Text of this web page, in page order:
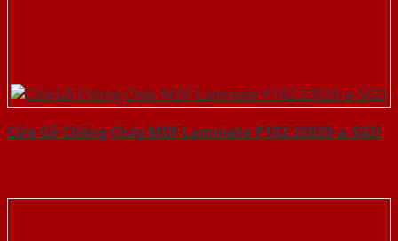
Cửa Gỗ Chống Cháy MDF Laminate P1R2 23029-a-SGD